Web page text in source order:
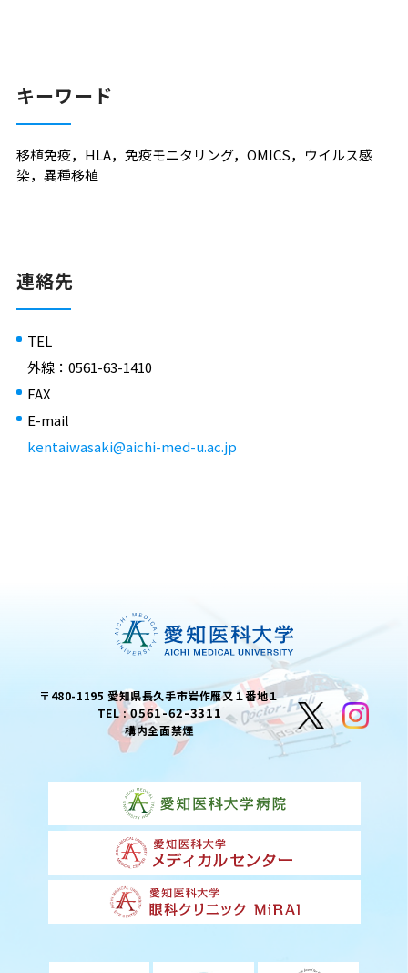
キーワード
移植免疫，HLA，免疫モニタリング，OMICS，ウイルス感
染，異種移植
連絡先
TEL
外線：0561-63-1410
FAX
E-mail
kentaiwasaki@aichi-med-u.ac.jp
〒480-1195 愛知県長久手市岩作雁又１番地１
TEL :0561-62-3311
構内全面禁煙